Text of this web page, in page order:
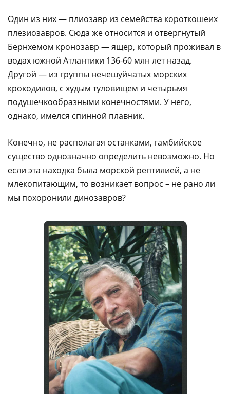
Один из них — плиозавр из семейства короткошеих
плезиозавров. Сюда же относится и отвергнутый
Бернхемом кронозавр — ящер, который проживал в
водах южной Атлантики 136-60 млн лет назад.
Другой — из группы нечешуйчатых морских
крокодилов, с худым туловищем и четырьмя
подушечкообразными конечностями. У него,
однако, имелся спинной плавник.
Конечно, не располагая останками, гамбийское
существо однозначно определить невозможно. Hо
если эта находка была морской рептилией, а не
млекопитающим, то возникает вопрос – не рано ли
мы похоронили динозавров?